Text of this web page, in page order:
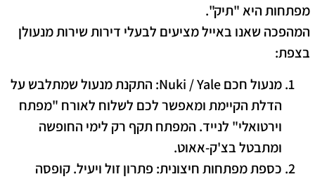
מפתחות היא "תיק".
המהפכה שאנו באייל מציעים לבעלי דירות שירות מנעולן
בצפת:
מנעול חכם Nuki / Yale:
התקנת מנעול שמתלבש על
הדלת הקיימת ומאפשר לכם לשלוח לאורח "מפתח
וירטואלי" לנייד. המפתח תקף רק לימי החופשה
ומתבטל בצ'ק-אאוט.
כספת מפתחות חיצונית: פתרון זול ויעיל. קופסה